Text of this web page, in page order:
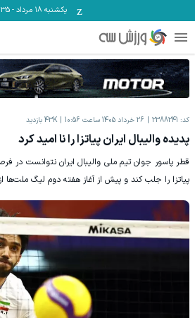
یکشنبه ۱۸ مرداد -
کد: 2388241 26 خرداد 1405 ساعت 10:56 43K بازدید
پدیده والیبال ایران پیاتزا را نا امید کرد
قطر پاسور جوان تیم ملی والیبال ایران نتوانست در
پیاتزا را جلب کند و پیش از آغاز هفته دوم لیگ ملت‌ها